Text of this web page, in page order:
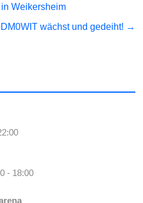
Weikersheim
DM0WIT wächst und gedeiht! →
- 18:00